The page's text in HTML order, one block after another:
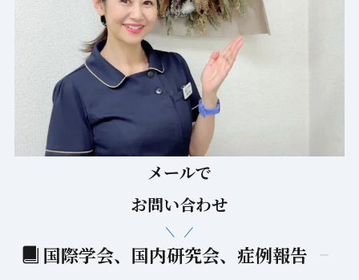
メールで
お問い合わせ
国際学会、国内研究会、症例報告